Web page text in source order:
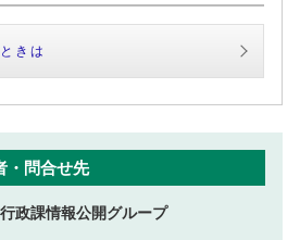
きは
・問合せ先
政課情報公開グループ